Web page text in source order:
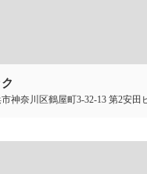
神奈川区鶴屋町3-32-13 第2安田